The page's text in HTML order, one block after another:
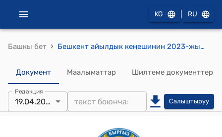
KG RU
Башкы бет › Бешкент айылдык кеңешинин 2023-жылдын 19- апрелиндеги № 63 "Андархам (Карл Маркс) айылындагы Конокчу-1 жана Конокчу-2 насостук станцияларын трубалары менен мамлекеттин менчигине алып Кыргыз Республикасынын айыл чарба министрлигине караштуу Суу ресурстар кызматынын карамагына өткөрүп берүү жөнүндө" токтому
Документ Маалыматтар Шилтеме документтер
Редакция
19.04.2023 Салыштыруу